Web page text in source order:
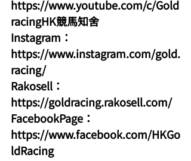
https://www.youtube.com/c/Gold
racingHK競馬知舍
Instagram：
https://www.instagram.com/gold.
racing/
Rakosell：
https://goldracing.rakosell.com/
FacebookPage：
https://www.facebook.com/HKGo
ldRacing